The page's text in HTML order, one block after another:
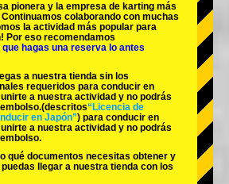
Tokyo Bay
pionera y la empresa de karting más
colaborando con muchas
la actividad más popular para
Por eso recomendamos
que hagas una reserva lo antes
a nuestra tienda sin los
requeridos para conducir en
a nuestra actividad y no podrás
(descritos“Licencia de
en Japón”) para conducir en
a nuestra actividad y no podrás
qué documentos necesitas obtener y
llegar a nuestra tienda con los